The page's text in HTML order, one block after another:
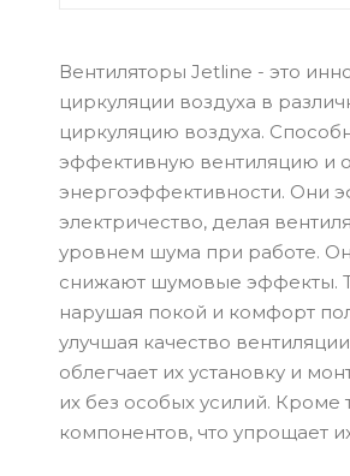
Вентиляторы Jetline - это
циркуляции воздуха в
циркуляцию воздуха.
эффективную вентиляцию и
энергоэффективности. Они
электричество, делая
уровнем шума при работе.
снижают шумовые эффекты.
нарушая покой и комфорт
улучшая качество
облегчает их установку и
их без особых усилий.
компонентов, что упрощает